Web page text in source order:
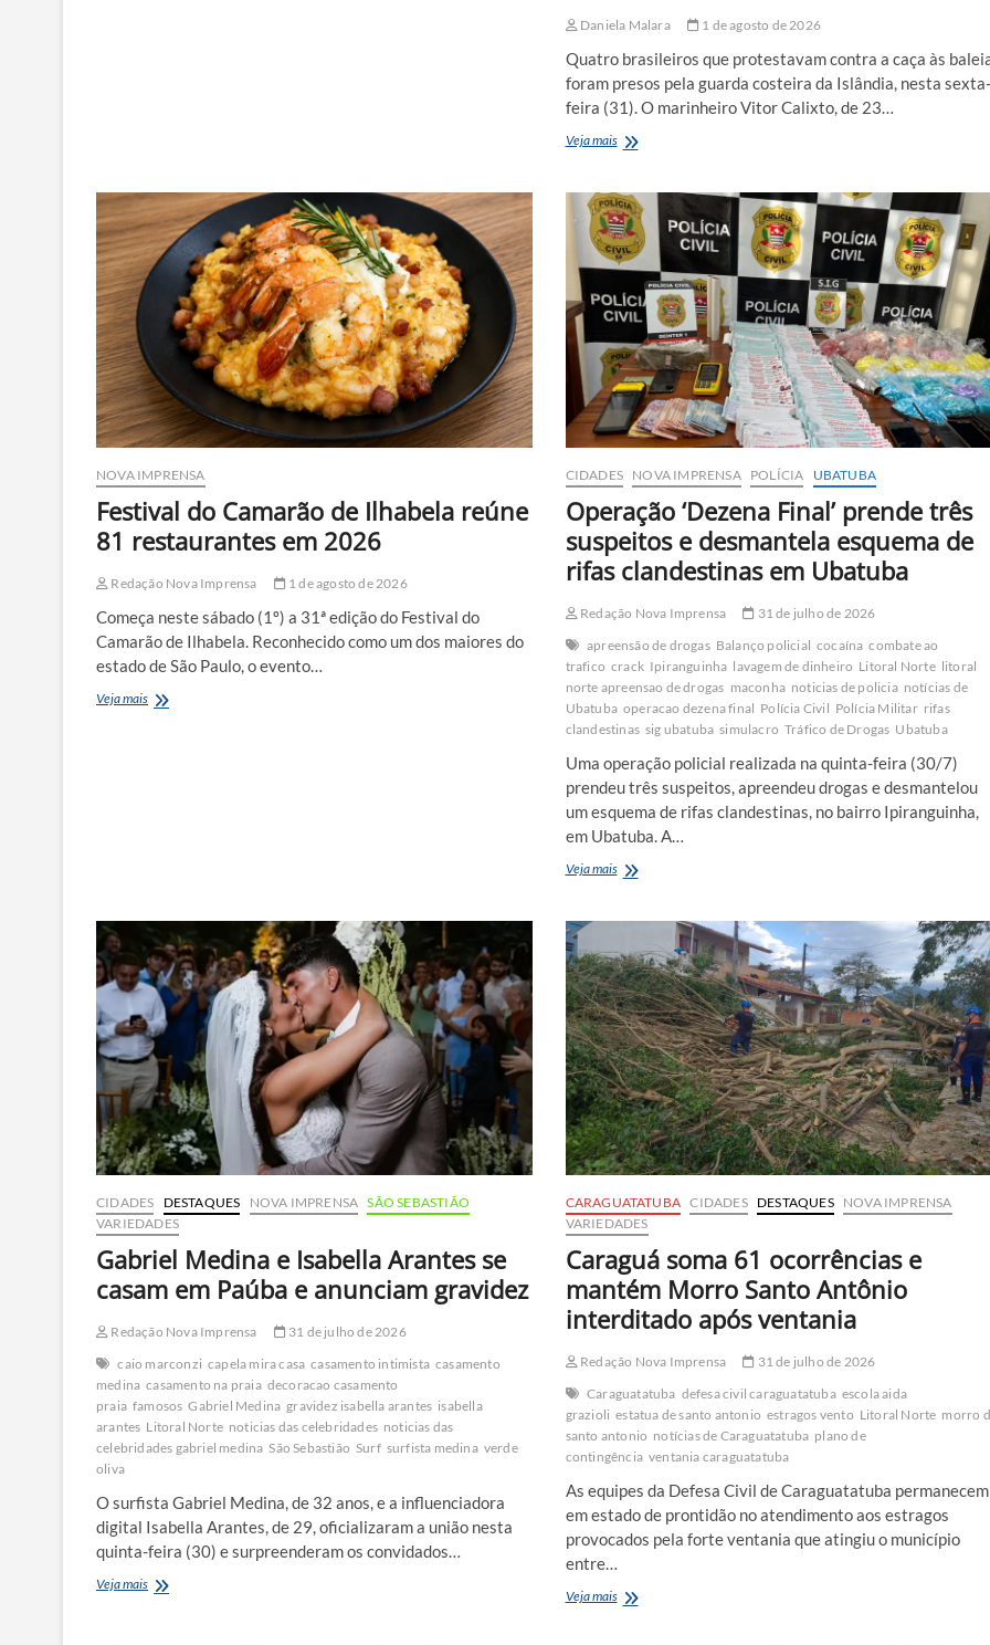
Daniela Malara 1 de agosto de 2026
Quatro brasileiros que protestavam contra a caça às
foram presos pela guarda costeira da Islândia, nesta sexta-
feira (31). O marinheiro Vitor Calixto, de 23…
Veja maisEx-
aquabus
é
detido
na
Islândia
em
protesto
contra
caça
às
baleias
NOVA IMPRENSA
Festival do Camarão de Ilhabela reúne
81 restaurantes em 2026
Redação Nova Imprensa 1 de agosto de 2026
Começa neste sábado (1º) a 31ª edição do Festival do
Camarão de Ilhabela. Reconhecido como um dos maiores do
estado de São Paulo, o evento…
Veja maisFestival
CIDADES NOVA IMPRENSA POLÍCIA UBATUBA
Operação ‘Dezena Final’ prende três
suspeitos e desmantela esquema de
rifas clandestinas em Ubatuba
Redação Nova Imprensa
31 de julho de 2026
apreensão de drogas Balanço policial cocaína combate ao
trafico crack Ipiranguinha lavagem de dinheiro Litoral Norte litoral
norte apreensao de drogas maconha noticias de policia notícias de
Ubatuba operacao dezena final Polícia Civil Polícia Militar rifas
clandestinas sig ubatuba simulacro Tráfico de Drogas Ubatuba
Uma operação policial realizada na quinta-feira (30/7)
prendeu três suspeitos, apreendeu drogas e desmantelou
um esquema de rifas clandestinas, no bairro Ipiranguinha,
em Ubatuba. A…
Veja maisOperação
prende
suspeitos
e
desmantela
esquema
de
rifas
clandestinas
em
Ubatuba
CIDADES DESTAQUES NOVA IMPRENSA SÃO SEBASTIÃO
VARIEDADES
Gabriel Medina e Isabella Arantes se
casam em Paúba e anunciam gravidez
Redação Nova Imprensa
31 de julho de 2026
caio marconzi capela mira casa casamento intimista casamento
medina casamento na praia decoracao casamento
praia famosos Gabriel Medina gravidez isabella arantes isabella
arantes Litoral Norte noticias das celebridades noticias das
celebridades gabriel medina São Sebastião Surf surfista medina verde
oliva
O surfista Gabriel Medina, de 32 anos, e a influenciadora
digital Isabella Arantes, de 29, oficializaram a união nesta
quinta-feira (30) e surpreenderam os convidados…
Veja maisGabriel
CARAGUATATUBA CIDADES DESTAQUES
NOVA IMPRENSA
VARIEDADES
Caraguá soma 61 ocorrências e
mantém Morro Santo Antônio
interditado após ventania
Redação Nova Imprensa
31 de julho de 2026
Caraguatatuba defesa civil caraguatatuba escola aida
grazioli estatua de santo antonio estragos vento Litoral Norte morro
santo antonio notícias de Caraguatatuba plano de
contingência ventania caraguatatuba
As equipes da Defesa Civil de Caraguatatuba permanecem
em estado de prontidão no atendimento aos estragos
provocados pela forte ventania que atingiu o município
entre…
Veja maisCaraguá